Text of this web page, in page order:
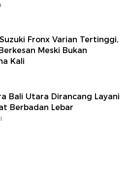
Fronx Varian Tertinggi,
Meski Bukan
Kali
Bali Utara Dirancang Layani
Berbadan Lebar